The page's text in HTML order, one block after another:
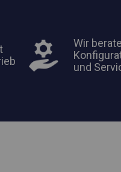
Wir
und